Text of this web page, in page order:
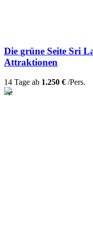
Die grüne Seite Sri
Attraktionen
14 Tage ab 1.250 € /Pers.